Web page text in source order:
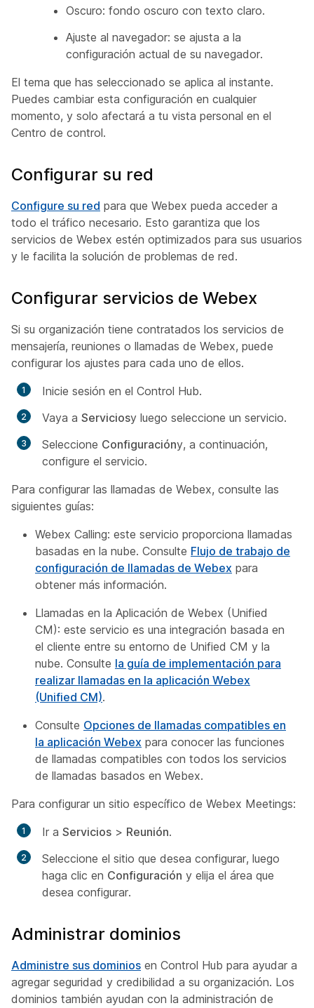
Oscuro: fondo oscuro con texto claro.
Ajuste al navegador: se ajusta a la
configuración actual de su navegador.
El tema que has seleccionado se aplica al instante.
Puedes cambiar esta configuración en cualquier
momento, y solo afectará a tu vista personal en el
Centro de control.
Configurar su red
Configure su red para que Webex pueda acceder a
todo el tráfico necesario. Esto garantiza que los
servicios de Webex estén optimizados para sus usuarios
y le facilita la solución de problemas de red.
Configurar servicios de Webex
Si su organización tiene contratados los servicios de
mensajería, reuniones o llamadas de Webex, puede
configurar los ajustes para cada uno de ellos.
Inicie sesión en el Control Hub.
Vaya a Serviciosy luego seleccione un servicio.
Seleccione Configuracióny, a continuación,
configure el servicio.
Para configurar las llamadas de Webex, consulte las
siguientes guías:
Webex Calling: este servicio proporciona llamadas
basadas en la nube. Consulte Flujo de trabajo de
configuración de llamadas de Webex para
obtener más información.
Llamadas en la Aplicación de Webex (Unified
CM): este servicio es una integración basada en
el cliente entre su entorno de Unified CM y la
nube. Consulte la guía de implementación para
realizar llamadas en la aplicación Webex
(Unified CM).
Consulte Opciones de llamadas compatibles en
la aplicación Webex para conocer las funciones
de llamadas compatibles con todos los servicios
de llamadas basados en Webex.
Para configurar un sitio específico de Webex Meetings:
Ir a Servicios > Reunión.
Seleccione el sitio que desea configurar, luego
haga clic en Configuración y elija el área que
desea configurar.
Administrar dominios
Administre sus dominios en Control Hub para ayudar a
agregar seguridad y credibilidad a su organización. Los
dominios también ayudan con la administración de